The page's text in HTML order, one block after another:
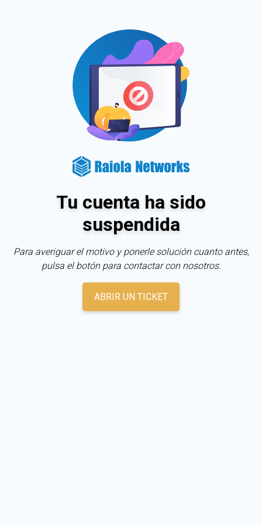
Tu cuenta ha sido
suspendida
Para averiguar el motivo y ponerle solución cuanto antes,
pulsa el botón para contactar con nosotros.
ABRIR UN TICKET